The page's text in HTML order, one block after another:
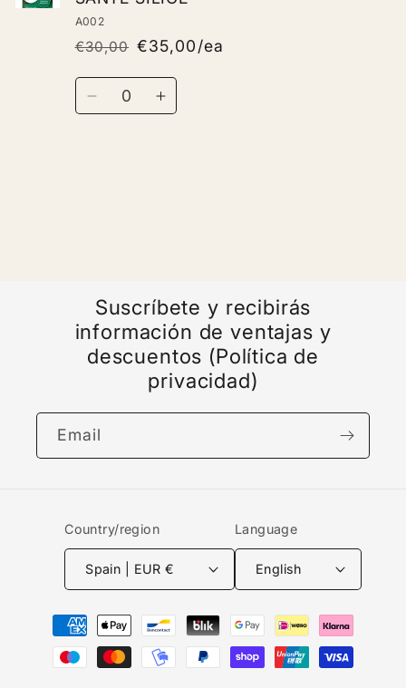
A002
Regular
price
€30,00
Sale
price
€35,00/ea
Quantity
DecreaseIncrease
Suscríbete y recibirás
información de ventajas y
descuentos (Política de
privacidad)
Email
Country/region
Spain | EUR €
Language
English
Payment
methods